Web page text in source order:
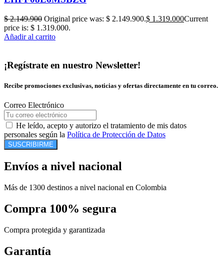
$2.149.900 Original price was: $ 2.149.900.$ 1.319.000Current
price is: $ 1.319.000.
Añadir al carrito
¡Regístrate en nuestro Newsletter!
Recibe promociones exclusivas, noticias y ofertas directamente en tu correo.
Correo Electrónico
He leído, acepto y autorizo el tratamiento de mis datos
personales según la Política de Protección de Datos
SUSCRIBIRME
Envíos a nivel nacional
Más de 1300 destinos a nivel nacional en Colombia
Compra 100% segura
Compra protegida y garantizada
Garantía